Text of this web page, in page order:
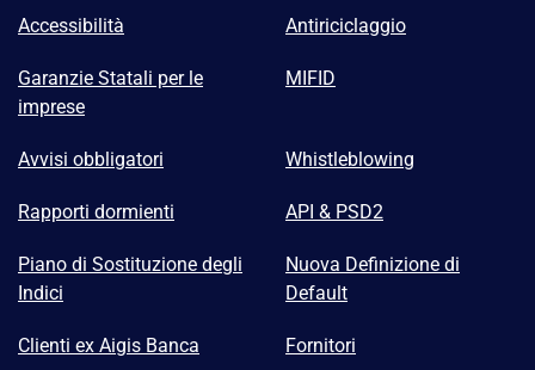
Accessibilità Antiriciclaggio
Garanzie Statali per le
imprese
MIFID
Avvisi obbligatori Whistleblowing
Rapporti dormienti API & PSD2
Piano di Sostituzione degli
Indici
Nuova Definizione di
Default
Clienti ex Aigis Banca Fornitori